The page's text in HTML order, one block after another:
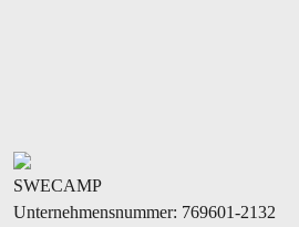
SWECAMP
Unternehmensnummer: 769601-2132